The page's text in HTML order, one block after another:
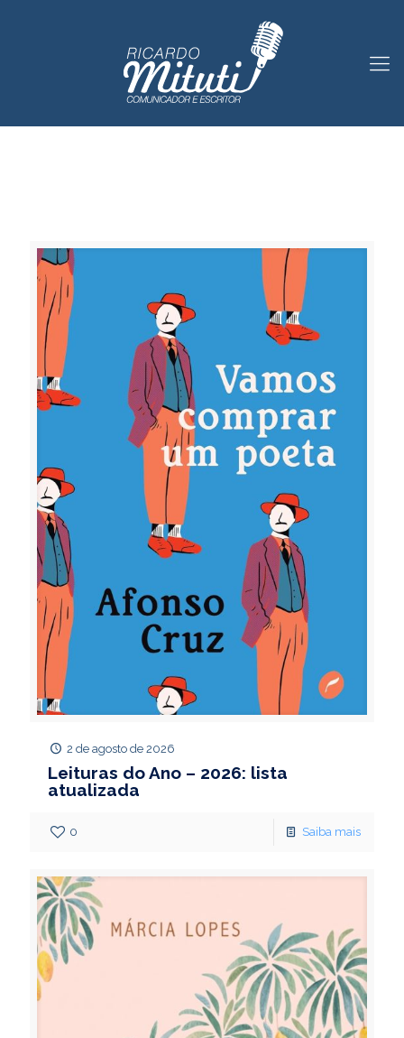
2 de agosto de 2026
Leituras do Ano – 2026: lista
atualizada
0 Saiba mais